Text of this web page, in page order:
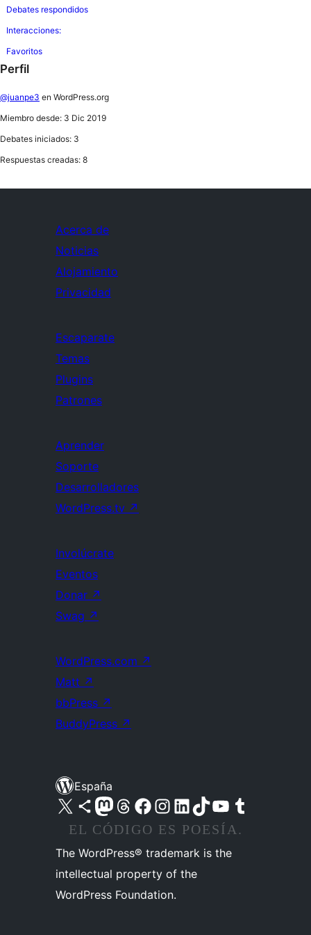
Debates respondidos
Interacciones:
Favoritos
Perfil
@juanpe3 en WordPress.org
Miembro desde: 3 Dic 2019
Debates iniciados: 3
Respuestas creadas: 8
Acerca de
Noticias
Alojamiento
Privacidad
Escaparate
Temas
Plugins
Patrones
Aprender
Soporte
Desarrolladores
WordPress.tv ↗
Involúcrate
Eventos
Donar ↗
Swag ↗
WordPress.com ↗
Matt ↗
bbPress ↗
BuddyPress ↗
España
Visita nuestra cuenta de X (anteriormente Twitter)
Visita nuestra cuenta de Bluesky
Visita nuestra cuenta de Mastodon
Visita nuestra cuenta de Threads
Visita nuestra página de Facebook
Visita nuestra cuenta de Instagram
Visita nuestra cuenta de LinkedIn
Visita nuestra cuenta de TikTok
Visita nuestro canal de YouTube
Visita nuestra cuenta de Tumblr
EL CÓDIGO ES POESÍA.
The WordPress® trademark is the
intellectual property of the
WordPress Foundation.